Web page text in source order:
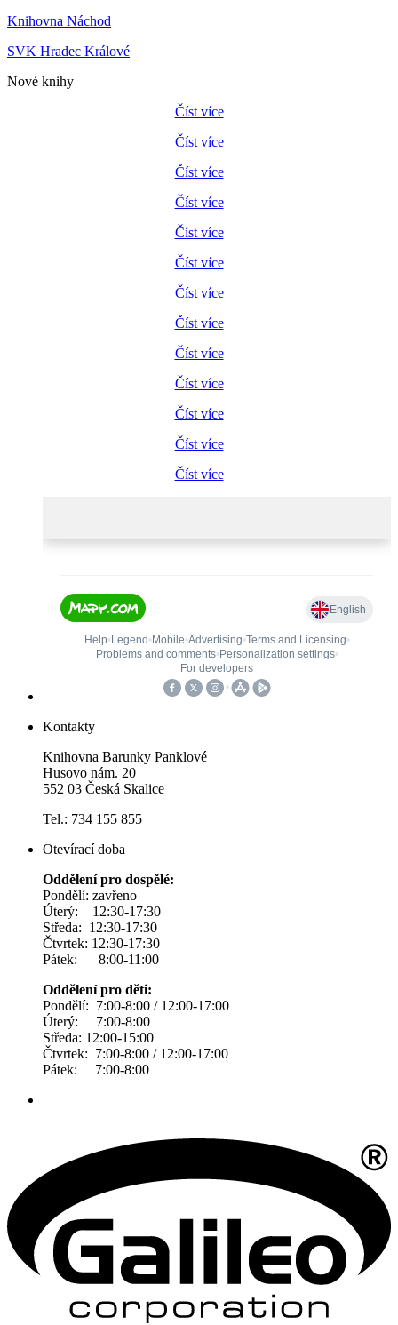
Knihovna Náchod
SVK Hradec Králové
Nové knihy
Číst více
Číst více
Číst více
Číst více
Číst více
Číst více
Číst více
Číst více
Číst více
Číst více
Číst více
Číst více
Číst více
Kontakty
Knihovna Barunky Panklové
Husovo nám. 20
552 03 Česká Skalice
Tel.: 734 155 855
Otevírací doba
Oddělení pro dospělé:
Pondělí: zavřeno
Úterý: 12:30-17:30
Středa: 12:30-17:30
Čtvrtek: 12:30-17:30
Pátek: 8:00-11:00
Oddělení pro děti:
Pondělí: 7:00-8:00 / 12:00-17:00
Úterý: 7:00-8:00
Středa: 12:00-15:00
Čtvrtek: 7:00-8:00 / 12:00-17:00
Pátek: 7:00-8:00